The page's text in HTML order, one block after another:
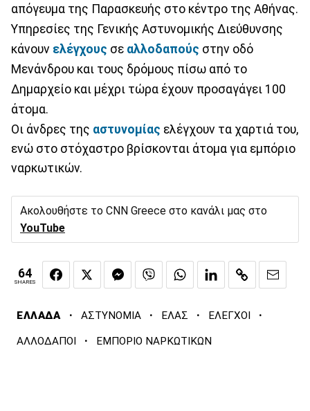
απόγευμα της Παρασκευής στο κέντρο της Αθήνας.
Υπηρεσίες της Γενικής Αστυνομικής Διεύθυνσης
κάνουν ελέγχους σε αλλοδαπούς στην οδό
Μενάνδρου και τους δρόμους πίσω από το
Δημαρχείο και μέχρι τώρα έχουν προσαγάγει 100
άτομα.
Οι άνδρες της αστυνομίας ελέγχουν τα χαρτιά του,
ενώ στο στόχαστρο βρίσκονται άτομα για εμπόριο
ναρκωτικών.
Ακολουθήστε το CNN Greece στο κανάλι μας στο
YouTube
64
SHARES
ΕΛΛΑΔΑ · ΑΣΤΥΝΟΜΙΑ · ΕΛΑΣ · ΕΛΕΓΧΟΙ ·
ΑΛΛΟΔΑΠΟΙ · ΕΜΠΟΡΙΟ ΝΑΡΚΩΤΙΚΩΝ